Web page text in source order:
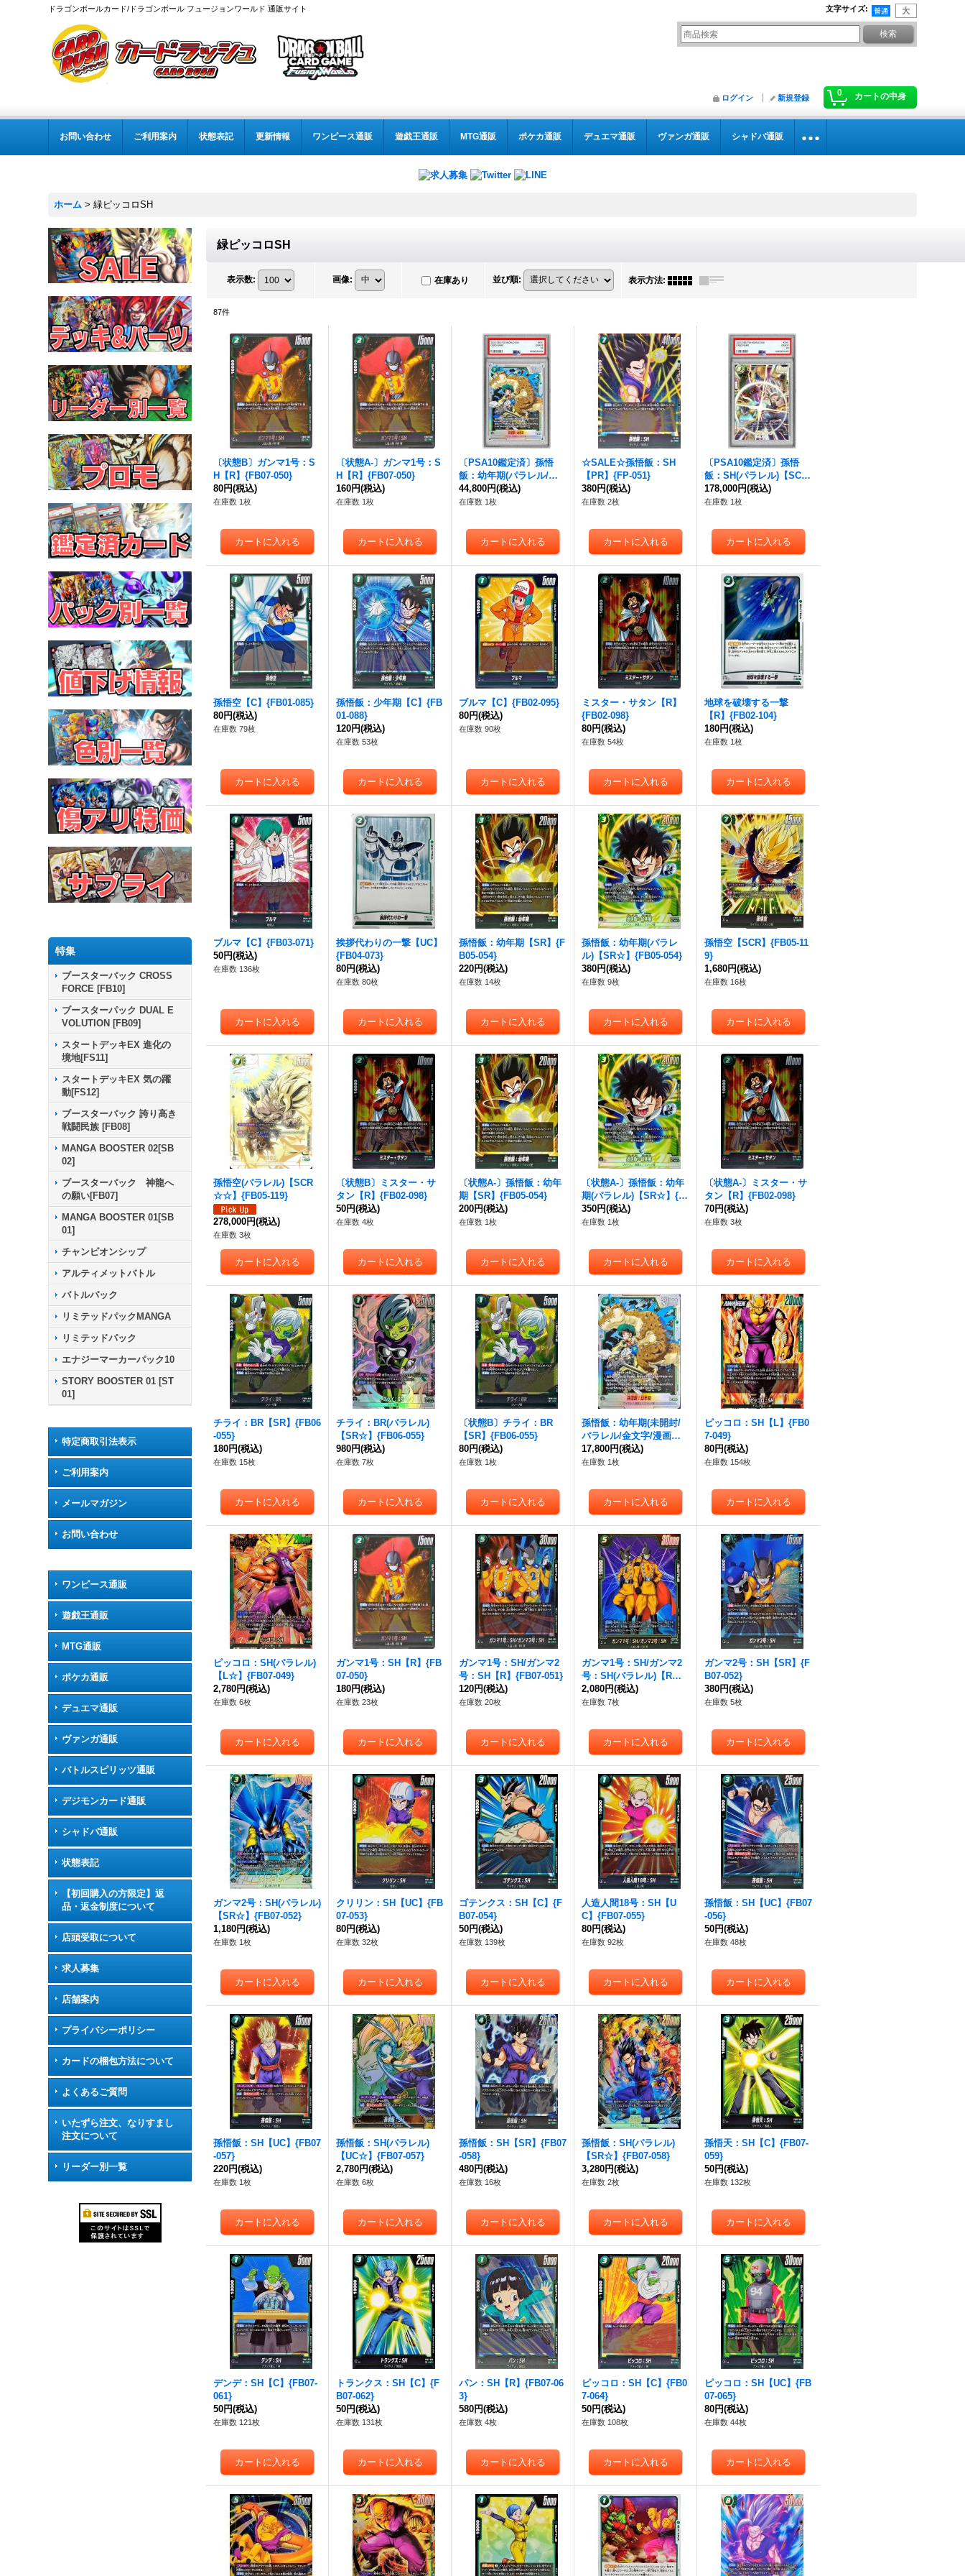
ドラゴンボールカード/ドラゴンボール フュージョンワールド 通販サイト 文字サイズ:
0 カートの中身
ログイン 新規登録
お問い合わせ ご利用案内 状態表記 更新情報 ワンピース通販 遊戯王通販 MTG通販 ポケカ通販 デュエマ通販 ヴァンガ通販 シャドバ通販
ホーム > 緑ピッコロSH
特集
ブースターパック CROSS
FORCE [FB10]
ブースターパック DUAL E
VOLUTION [FB09]
スタートデッキEX 進化の
境地[FS11]
スタートデッキEX 気の躍
動[FS12]
ブースターパック 誇り高き
戦闘民族 [FB08]
MANGA BOOSTER 02[SB
02]
ブースターパック 神龍へ
の願い[FB07]
MANGA BOOSTER 01[SB
01]
チャンピオンシップ
アルティメットバトル
バトルパック
リミテッドパックMANGA
リミテッドパック
エナジーマーカーパック10
STORY BOOSTER 01 [ST
01]
特定商取引法表示
ご利用案内
メールマガジン
お問い合わせ
ワンピース通販
遊戯王通販
MTG通販
ポケカ通販
デュエマ通販
ヴァンガ通販
バトルスピリッツ通販
デジモンカード通販
シャドバ通販
状態表記
【初回購入の方限定】返
品・返金制度について
店頭受取について
求人募集
店舗案内
プライバシーポリシー
カードの梱包方法について
よくあるご質問
いたずら注文、なりすまし
注文について
リーダー別一覧
緑ピッコロSH
表示数: 画像: 在庫あり 並び順: 表示方法:
87件
〔状態B〕ガンマ1号：S
H【R】{FB07-050}
80円(税込)
在庫数 1枚
〔状態A-〕ガンマ1号：S
H【R】{FB07-050}
160円(税込)
在庫数 1枚
〔PSA10鑑定済〕孫悟
飯：幼年期(パラレル/金
文字/漫画絵)【SR☆】{F
B05-054}
44,800円(税込)
在庫数 1枚
☆SALE☆孫悟飯：SH
【PR】{FP-051}
380円(税込)
在庫数 2枚
〔PSA10鑑定済〕孫悟
飯：SH(パラレル)【SCR
☆☆】{FB07-121}
178,000円(税込)
在庫数 1枚
孫悟空【C】{FB01-085}
80円(税込)
在庫数 79枚
孫悟飯：少年期【C】{FB
01-088}
120円(税込)
在庫数 53枚
ブルマ【C】{FB02-095}
80円(税込)
在庫数 90枚
ミスター・サタン【R】
{FB02-098}
80円(税込)
在庫数 54枚
地球を破壊する一撃
【R】{FB02-104}
180円(税込)
在庫数 1枚
ブルマ【C】{FB03-071}
50円(税込)
在庫数 136枚
挨拶代わりの一撃【UC】
{FB04-073}
80円(税込)
在庫数 80枚
孫悟飯：幼年期【SR】{F
B05-054}
220円(税込)
在庫数 14枚
孫悟飯：幼年期(パラレ
ル)【SR☆】{FB05-054}
380円(税込)
在庫数 9枚
孫悟空【SCR】{FB05-11
9}
1,680円(税込)
在庫数 16枚
孫悟空(パラレル)【SCR
☆☆】{FB05-119}
278,000円(税込)
在庫数 3枚
〔状態B〕ミスター・サ
タン【R】{FB02-098}
50円(税込)
在庫数 4枚
〔状態A-〕孫悟飯：幼年
期【SR】{FB05-054}
200円(税込)
在庫数 1枚
〔状態A-〕孫悟飯：幼年
期(パラレル)【SR☆】{F
B05-054}
350円(税込)
在庫数 1枚
〔状態A-〕ミスター・サ
タン【R】{FB02-098}
70円(税込)
在庫数 3枚
チライ：BR【SR】{FB06
-055}
180円(税込)
在庫数 15枚
チライ：BR(パラレル)
【SR☆】{FB06-055}
980円(税込)
在庫数 7枚
〔状態B〕チライ：BR
【SR】{FB06-055}
80円(税込)
在庫数 1枚
孫悟飯：幼年期(未開封/
パラレル/金文字/漫画絵)
【SR☆】{FB05-054}
17,800円(税込)
在庫数 1枚
ピッコロ：SH【L】{FB0
7-049}
80円(税込)
在庫数 154枚
ピッコロ：SH(パラレル)
【L☆】{FB07-049}
2,780円(税込)
在庫数 6枚
ガンマ1号：SH【R】{FB
07-050}
180円(税込)
在庫数 23枚
ガンマ1号：SH/ガンマ2
号：SH【R】{FB07-051}
120円(税込)
在庫数 20枚
ガンマ1号：SH/ガンマ2
号：SH(パラレル)【R
☆】{FB07-051}
2,080円(税込)
在庫数 7枚
ガンマ2号：SH【SR】{F
B07-052}
380円(税込)
在庫数 5枚
ガンマ2号：SH(パラレル)
【SR☆】{FB07-052}
1,180円(税込)
在庫数 1枚
クリリン：SH【UC】{FB
07-053}
80円(税込)
在庫数 32枚
ゴテンクス：SH【C】{F
B07-054}
50円(税込)
在庫数 139枚
人造人間18号：SH【U
C】{FB07-055}
80円(税込)
在庫数 92枚
孫悟飯：SH【UC】{FB07
-056}
50円(税込)
在庫数 48枚
孫悟飯：SH【UC】{FB07
-057}
220円(税込)
在庫数 1枚
孫悟飯：SH(パラレル)
【UC☆】{FB07-057}
2,780円(税込)
在庫数 6枚
孫悟飯：SH【SR】{FB07
-058}
480円(税込)
在庫数 16枚
孫悟飯：SH(パラレル)
【SR☆】{FB07-058}
3,280円(税込)
在庫数 2枚
孫悟天：SH【C】{FB07-
059}
50円(税込)
在庫数 132枚
デンデ：SH【C】{FB07-
061}
50円(税込)
在庫数 121枚
トランクス：SH【C】{F
B07-062}
50円(税込)
在庫数 131枚
パン：SH【R】{FB07-06
3}
580円(税込)
在庫数 4枚
ピッコロ：SH【C】{FB0
7-064}
50円(税込)
在庫数 108枚
ピッコロ：SH【UC】{FB
07-065}
80円(税込)
在庫数 44枚